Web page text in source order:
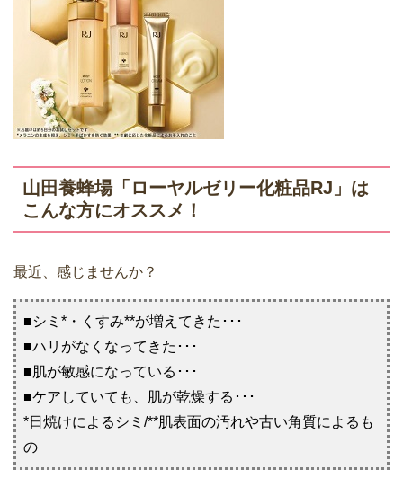
山田養蜂場「ローヤルゼリー化粧品RJ」は
こんな方にオススメ！
最近、感じませんか？
■シミ*・くすみ**が増えてきた･･･
■ハリがなくなってきた･･･
■肌が敏感になっている･･･
■ケアしていても、肌が乾燥する･･･
*日焼けによるシミ/**肌表面の汚れや古い角質によるも
の